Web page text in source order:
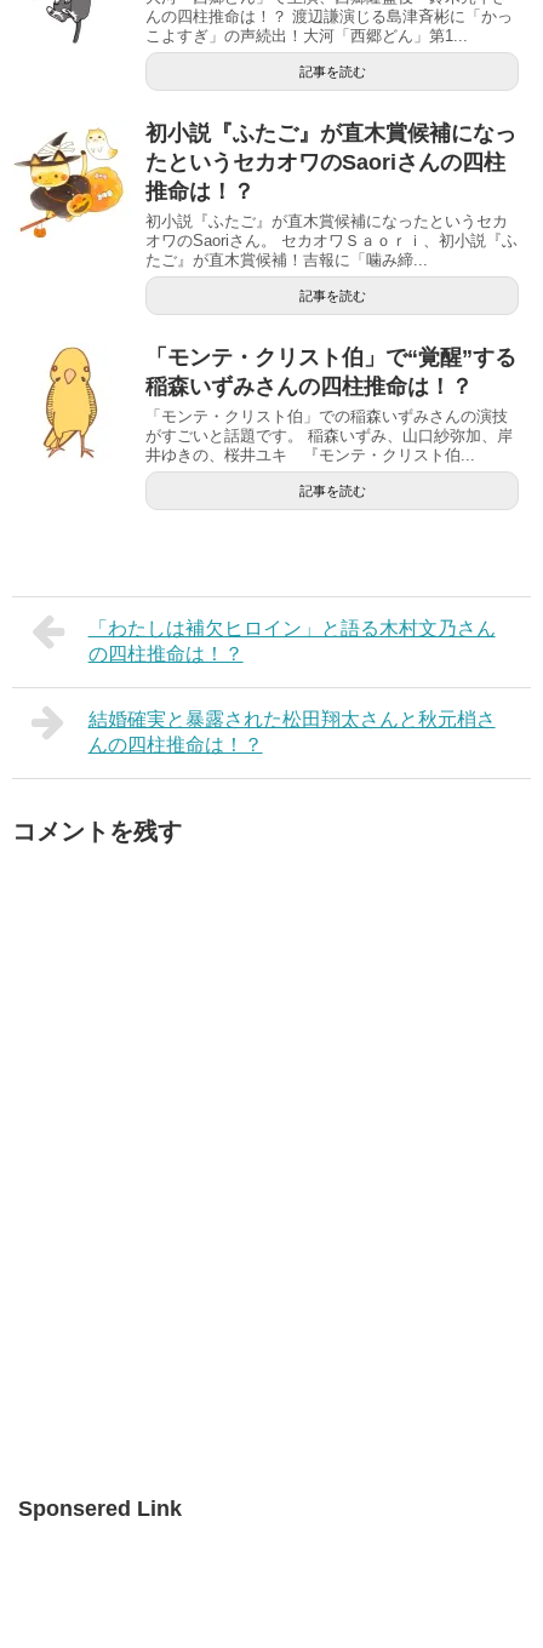
んの四柱推命は！？ 渡辺謙演じる島津斉彬に「かっ
こよすぎ」の声続出！大河「西郷どん」第1...
記事を読む
初小説『ふたご』が直木賞候補になっ
たというセカオワのSaoriさんの四柱
推命は！？
初小説『ふたご』が直木賞候補になったというセカ
オワのSaoriさん。 セカオワＳａｏｒｉ、初小説『ふ
たご』が直木賞候補！吉報に「噛み締...
記事を読む
「モンテ・クリスト伯」で“覚醒”する
稲森いずみさんの四柱推命は！？
「モンテ・クリスト伯」での稲森いずみさんの演技
がすごいと話題です。 稲森いずみ、山口紗弥加、岸
井ゆきの、桜井ユキ 『モンテ・クリスト伯...
記事を読む
「わたしは補欠ヒロイン」と語る木村文乃さん
の四柱推命は！？
結婚確実と暴露された松田翔太さんと秋元梢さ
んの四柱推命は！？
コメントを残す
Sponsered Link